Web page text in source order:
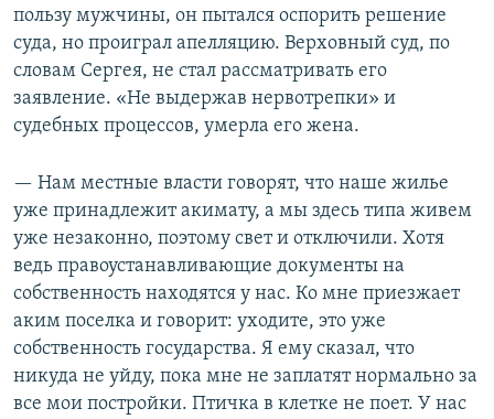
пользу мужчины, он пытался оспорить решение
суда, но проиграл апелляцию. Верховный суд, по
словам Сергея, не стал рассматривать его
заявление. «Не выдержав нервотрепки» и
судебных процессов, умерла его жена.
— Нам местные власти говорят, что наше жилье
уже принадлежит акимату, а мы здесь типа живем
уже незаконно, поэтому свет и отключили. Хотя
ведь правоустанавливающие документы на
собственность находятся у нас. Ко мне приезжает
аким поселка и говорит: уходите, это уже
собственность государства. Я ему сказал, что
никуда не уйду, пока мне не заплатят нормально за
все мои постройки. Птичка в клетке не поет. У нас